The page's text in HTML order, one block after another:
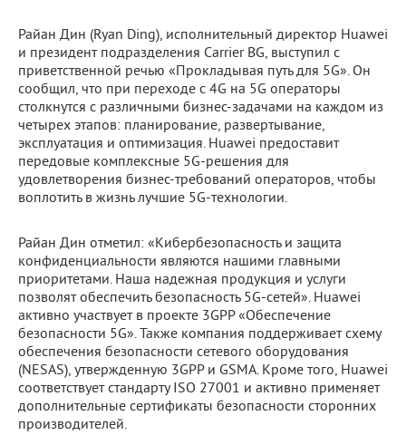
Райан Дин (Ryan Ding), исполнительный директор Huawei
и президент подразделения Carrier BG, выступил с
приветственной речью «Прокладывая путь для 5G». Он
сообщил, что при переходе с 4G на 5G операторы
столкнутся с различными бизнес-задачами на каждом из
четырех этапов: планирование, развертывание,
эксплуатация и оптимизация. Huawei предоставит
передовые комплексные 5G-решения для
удовлетворения бизнес-требований операторов, чтобы
воплотить в жизнь лучшие 5G-технологии.
Райан Дин отметил: «Кибербезопасность и защита
конфиденциальности являются нашими главными
приоритетами. Наша надежная продукция и услуги
позволят обеспечить безопасность 5G-сетей». Huawei
активно участвует в проекте 3GPP «Обеспечение
безопасности 5G». Также компания поддерживает схему
обеспечения безопасности сетевого оборудования
(NESAS), утвержденную 3GPP и GSMA. Кроме того, Huawei
соответствует стандарту ISO 27001 и активно применяет
дополнительные сертификаты безопасности сторонних
производителей.